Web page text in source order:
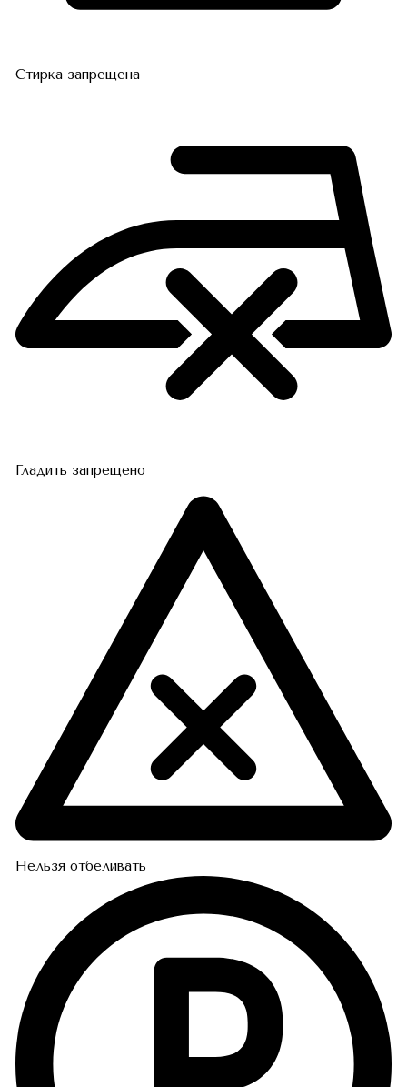
Стирка запрещена
Гладить запрещено
Нельзя отбеливать